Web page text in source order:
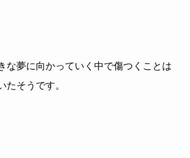
な夢に向かっていく中で傷つくことは
たそうです。